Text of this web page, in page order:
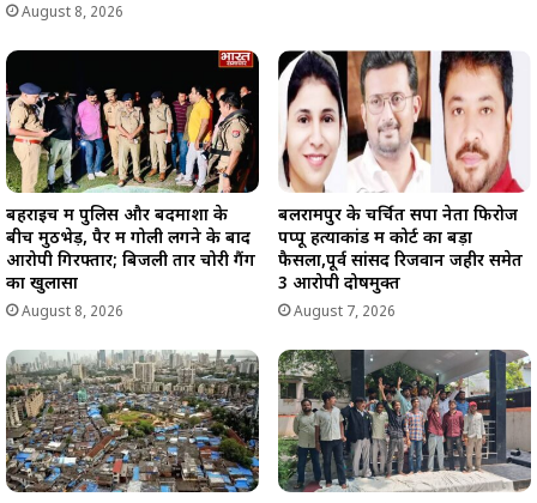
August 8, 2026
बहराइच में पुलिस और बदमाशों के
बीच मुठभेड़, पैर में गोली लगने के बाद
आरोपी गिरफ्तार; बिजली तार चोरी गैंग
का खुलासा
August 8, 2026
बलरामपुर के चर्चित सपा नेता फिरोज
पप्पू हत्याकांड में कोर्ट का बड़ा
फैसला,पूर्व सांसद रिजवान जहीर समेत
3 आरोपी दोषमुक्त
August 7, 2026